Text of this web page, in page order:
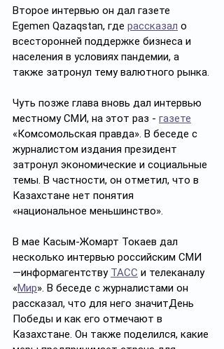
Второе интервью он дал газете
Egemen Qazaqstan, где рассказал о
всесторонней поддержке бизнеса и
населения в условиях пандемии, а
также затронул тему валютного рынка.
Чуть позже глава вновь дал интервью
местному СМИ, на этот раз - газете
«Комсомольская правда». В беседе с
журналистом издания президент
затронул экономические и социальные
темы. В частности, он отметил, что в
Казахстане нет понятия
«национальное меньшинство».
В мае Касым-Жомарт Токаев дал
несколько интервью российским СМИ
—информагентству ТАСС и телеканалу
«Мир». В беседе с журналистами он
рассказал, что для него значитДень
Победы и как его отмечают в
Казахстане. Он также поделился, какие